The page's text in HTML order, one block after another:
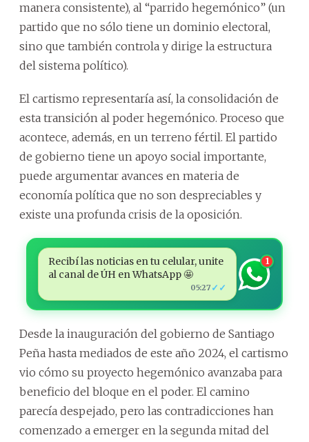
manera consistente), al “parrido hegemónico” (un
partido que no sólo tiene un dominio electoral,
sino que también controla y dirige la estructura
del sistema político).
El cartismo representaría así, la consolidación de
esta transición al poder hegemónico. Proceso que
acontece, además, en un terreno fértil. El partido
de gobierno tiene un apoyo social importante,
puede argumentar avances en materia de
economía política que no son despreciables y
existe una profunda crisis de la oposición.
Recibí las noticias en tu celular, unite
al canal de ÚH en WhatsApp 🤩
05:27 ✓✓
1
Desde la inauguración del gobierno de Santiago
Peña hasta mediados de este año 2024, el cartismo
vio cómo su proyecto hegemónico avanzaba para
beneficio del bloque en el poder. El camino
parecía despejado, pero las contradicciones han
comenzado a emerger en la segunda mitad del